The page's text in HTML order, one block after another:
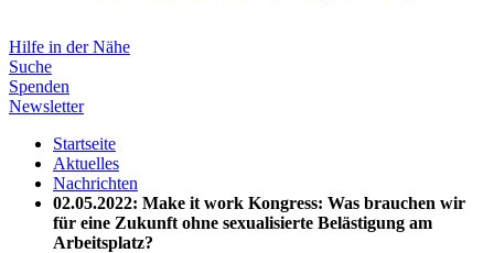
Hilfe in der Nähe
Suche
Spenden
Newsletter
Startseite
Aktuelles
Nachrichten
02.05.2022: Make it work Kongress: Was brauchen wir
für eine Zukunft ohne sexualisierte Belästigung am
Arbeitsplatz?